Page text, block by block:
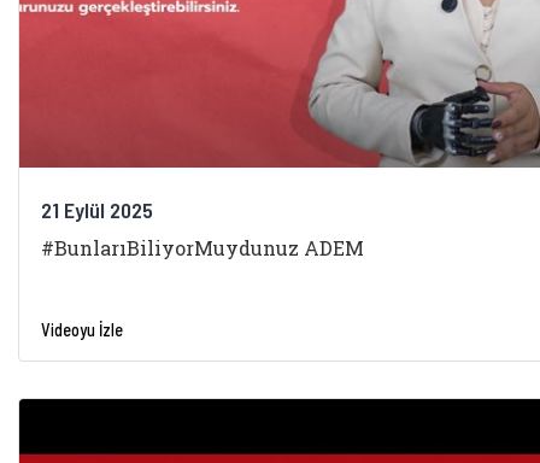
21 Eylül 2025
#BunlarıBiliyorMuydunuz ADEM
Videoyu İzle